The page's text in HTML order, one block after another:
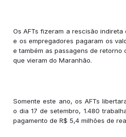
Os AFTs fizeram a rescisão
e os empregadores pagaram os
e também as passagens de retorno
que vieram do Maranhão.
Somente este ano, os AFTs
o dia 17 de setembro, 1.480
pagamento de R$ 5,4 milhões de